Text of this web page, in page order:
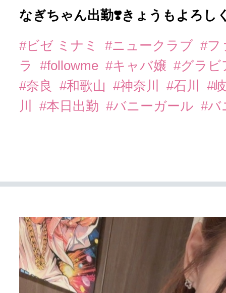
なぎちゃん出勤❣️きょうもよろし
#ビゼ ミナミ #ニュークラブ #フ
ラ
#followme #キャバ嬢 #グラ
#奈良
#和歌山 #神奈川 #石川
#
川
#本日出勤 #バニーガール #バ